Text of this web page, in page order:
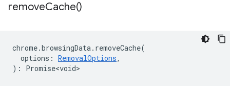
removeCache()
chrome.browsingData. removeCache(
options : RemovalOptions,
) : Promise<void>